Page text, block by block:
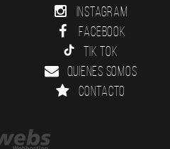
Instagram
Facebook
Tik Tok
Quienes somos
Contacto